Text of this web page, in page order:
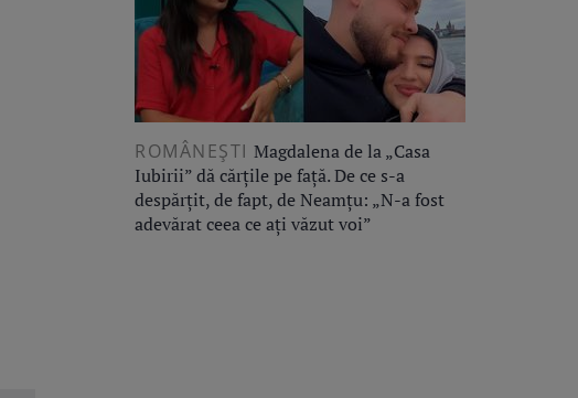
ROMÂNEŞTI Magdalena de la „Casa
Iubirii” dă cărțile pe față. De ce s-a
despărțit, de fapt, de Neamțu: „N-a fost
adevărat ceea ce ați văzut voi”